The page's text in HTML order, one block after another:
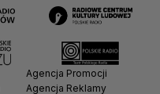
Agencja Promocji
Agencja Reklamy